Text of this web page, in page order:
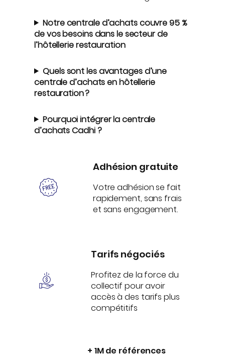
Notre centrale d’achats couvre 95 %
de vos besoins dans le secteur de
l’hôtellerie restauration
Quels sont les avantages d’une
centrale d’achats en hôtellerie
restauration ?
Pourquoi intégrer la centrale
d’achats Cadhi ?
Adhésion gratuite
Votre adhésion se fait
rapidement, sans frais
et sans engagement.
Tarifs négociés
Profitez de la force du
collectif pour avoir
accès à des tarifs plus
compétitifs
+ 1M de références